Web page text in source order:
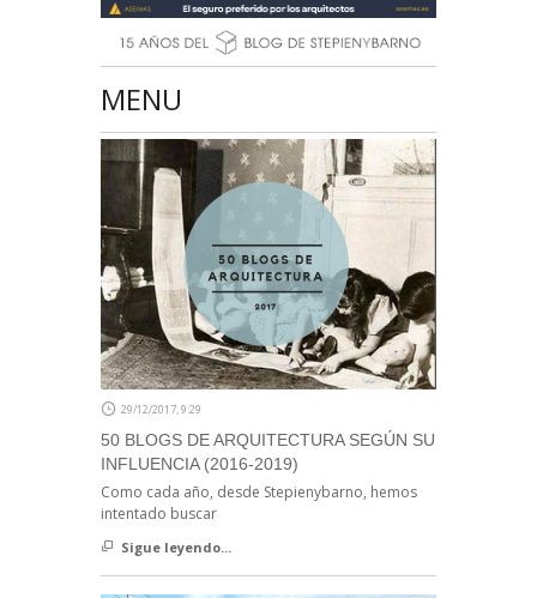
MENU
29/12/2017, 9:29
50 BLOGS DE ARQUITECTURA SEGÚN SU
INFLUENCIA (2016-2019)
Como cada año, desde Stepienybarno, hemos
intentado buscar
Sigue leyendo...